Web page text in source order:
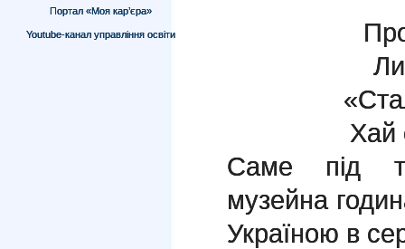
Портал «Моя кар’єра»
Youtube-канал управління освіти
Хай
Саме під
музейна
Україною в